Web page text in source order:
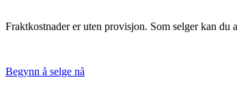
Fraktkostnader er uten provisjon. Som selger kan
Begynn å selge nå